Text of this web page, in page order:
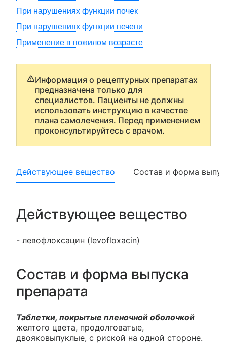
При нарушениях функции почек
При нарушениях функции печени
Применение в пожилом возрасте
Информация о рецептурных препаратах
предназначена только для
специалистов. Пациенты не должны
использовать инструкцию в качестве
плана самолечения. Перед применением
проконсультируйтесь с врачом.
Действующее вещество Состав и форма
Действующее вещество
- левофлоксацин (levofloxacin)
Состав и форма выпуска
препарата
Таблетки, покрытые пленочной оболочкой
желтого цвета, продолговатые,
двояковыпуклые, с риской на одной стороне.